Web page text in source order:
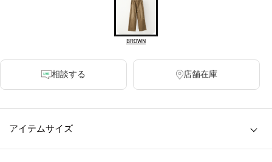
BROWN
相談する 店舗在庫
アイテムサイズ